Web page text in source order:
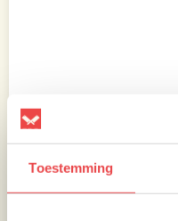
Toestemming